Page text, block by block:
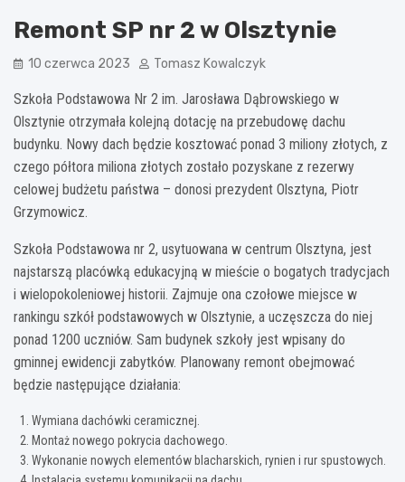
Remont SP nr 2 w Olsztynie
10 czerwca 2023 Tomasz Kowalczyk
Szkoła Podstawowa Nr 2 im. Jarosława Dąbrowskiego w
Olsztynie otrzymała kolejną dotację na przebudowę dachu
budynku. Nowy dach będzie kosztować ponad 3 miliony złotych, z
czego półtora miliona złotych zostało pozyskane z rezerwy
celowej budżetu państwa – donosi prezydent Olsztyna, Piotr
Grzymowicz.
Szkoła Podstawowa nr 2, usytuowana w centrum Olsztyna, jest
najstarszą placówką edukacyjną w mieście o bogatych tradycjach
i wielopokoleniowej historii. Zajmuje ona czołowe miejsce w
rankingu szkół podstawowych w Olsztynie, a uczęszcza do niej
ponad 1200 uczniów. Sam budynek szkoły jest wpisany do
gminnej ewidencji zabytków. Planowany remont obejmować
będzie następujące działania:
Wymiana dachówki ceramicznej.
Montaż nowego pokrycia dachowego.
Wykonanie nowych elementów blacharskich, rynien i rur spustowych.